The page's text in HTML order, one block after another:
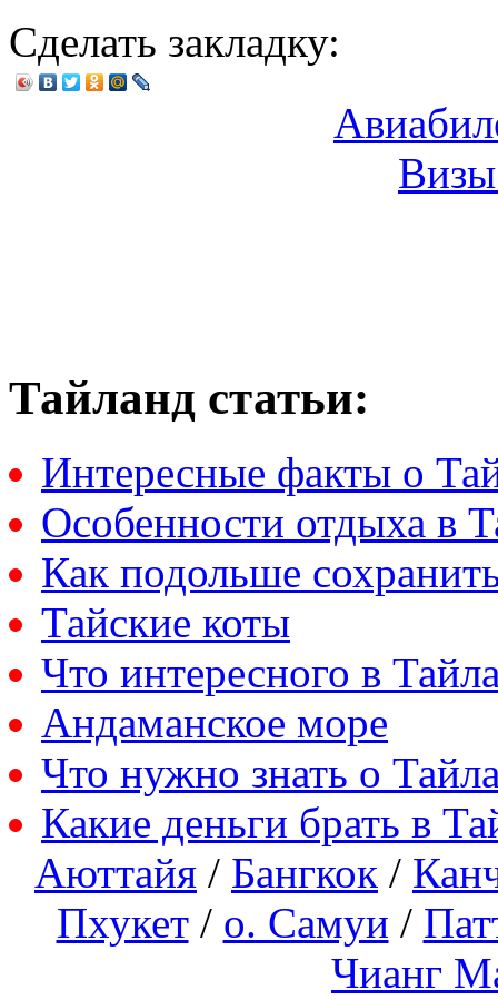
Сделать закладку:
Тайланд статьи:
Интересные факты о
Особенности отдыха в
Как подольше
Тайские коты
Что интересного в
Андаманское море
Что нужно знать о
Какие деньги брать в
Аюттайя / Бангкок /
Пхукет/ о. Самуи /
Чианг